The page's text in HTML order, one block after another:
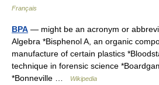
Français
BPA — might be an acronym or
Algebra *Bisphenol A, an organic
manufacture of certain plastics
technique in forensic science
*Bonneville …
Wikipedia